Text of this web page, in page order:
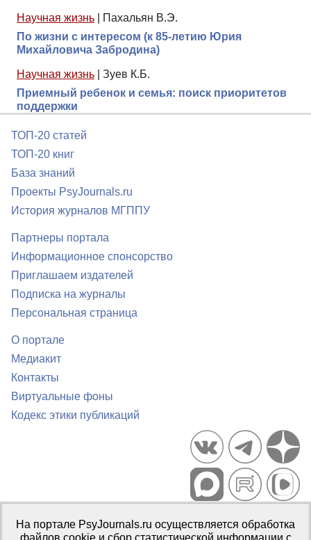
Научная жизнь
Пахальян В.Э.
По жизни с интересом (к 85-летию Юрия
Михайловича Забродина)
Научная жизнь
Зуев К.Б.
Приемный ребенок и семья: поиск приоритетов
поддержки
ТОП-20 статей
ТОП-20 книг
База знаний
Проекты PsyJournals.ru
История журналов МГППУ
Партнеры портала
Информационное спонсорство
Приглашаем издателей
Подписка на журналы
Персональная страница
О портале
Медиакит
Контакты
Виртуальные фоны
Кодекс этики публикаций
Портал психологических изданий PsyJournals.ru, 2007–2026
Правила использования материалов
На портале PsyJournals.ru осуществляется обработка
файлов cookie и сбор статистической информации с